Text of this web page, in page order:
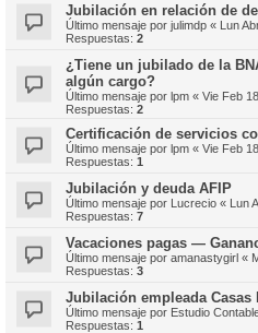
Jubilación en relación de
Último mensaje por julimdp « Lun
Respuestas: 2
¿Tiene un jubilado de la
algún cargo?
Último mensaje por lpm « Vie Feb
Respuestas: 2
Certificación de servicios
Último mensaje por lpm « Vie Feb
Respuestas: 1
Jubilación y deuda AFIP
Último mensaje por Lucrecio « Lun
Respuestas: 7
Vacaciones pagas —
Último mensaje por amanastygirl «
Respuestas: 3
Jubilación empleada Casas
Último mensaje por Estudio
Respuestas: 1